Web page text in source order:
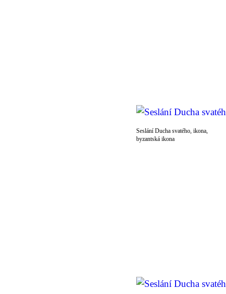
Seslání Ducha svatého, ikona,
byzantská ikona